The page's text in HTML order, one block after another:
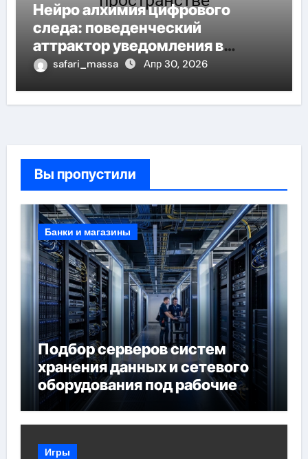
Нейро алхимия цифрового
следа: поведенческий
аттрактор уведомления в
фазовом пространстве
safari_massa Апр 30, 2026
Вы пропустили
Банки и магазины
Подбор серверов систем
хранения данных и сетевого
оборудования под рабочие
задачи
Игры